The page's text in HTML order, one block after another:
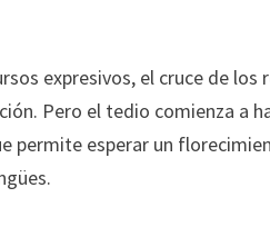
expresivos, el cruce de los
Pero el tedio comienza a
permite esperar un